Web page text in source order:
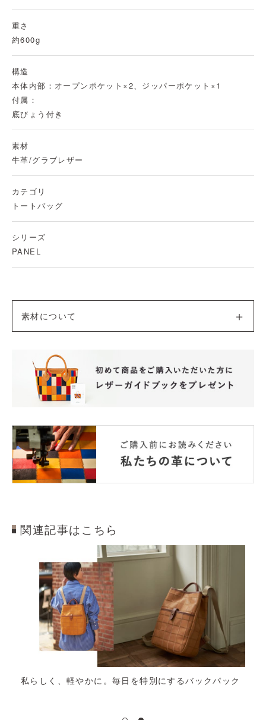
重さ
約600g
構造
本体内部：オープンポケット×2、ジッパーポケット×1
付属：
底びょう付き
素材
牛革/グラブレザー
カテゴリ
トートバッグ
シリーズ
PANEL
素材について
関連記事はこちら
らしく、軽やかに。毎日を特別にするバックパック